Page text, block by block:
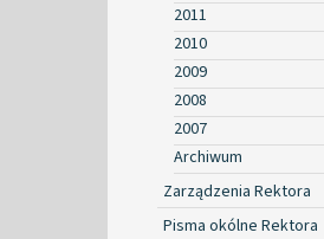
2011
2010
2009
2008
2007
Archiwum
Zarządzenia Rektora
Pisma okólne Rektora